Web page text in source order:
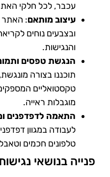
עכבר, לכל חלקי
עיצוב מותאם: האתר
ובצבעים נוחים
והנגישות.
הנגשת טפסים
תוכננו בצורה
טקסטואליים
מוגבלות ראייה.
התאמה לדפדפנים
לעבודה במגוון
טלפונים חכמים
פנייה בנושאי